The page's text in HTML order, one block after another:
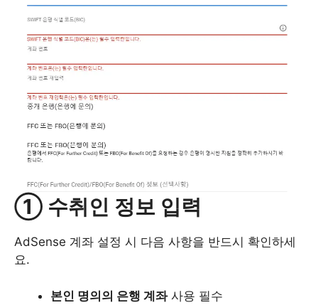
① 수취인 정보 입력
AdSense 계좌 설정 시 다음 사항을 반드시 확인하세
요.
본인 명의의 은행 계좌사용 필수